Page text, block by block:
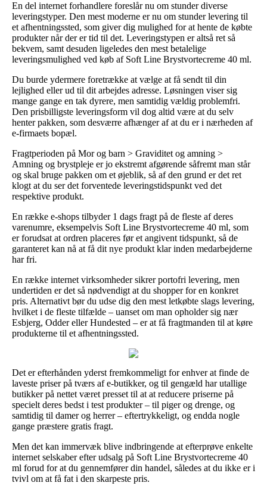
En del internet forhandlere foreslår nu om stunder diverse
leveringstyper. Den mest moderne er nu om stunder levering til
et afhentningssted, som giver dig mulighed for at hente de købte
produkter når der er tid til det. Leveringstypen er altså ret så
bekvem, samt desuden ligeledes den mest betalelige
leveringsmulighed ved køb af Soft Line Brystvortecreme 40 ml.
Du burde ydermere foretrække at vælge at få sendt til din
lejlighed eller ud til dit arbejdes adresse. Løsningen viser sig
mange gange en tak dyrere, men samtidig vældig problemfri.
Den prisbilligste leveringsform vil dog altid være at du selv
henter pakken, som desværre afhænger af at du er i nærheden af
e-firmaets bopæl.
Fragtperioden på Mor og barn > Graviditet og amning >
Amning og brystpleje er jo ekstremt afgørende såfremt man står
og skal bruge pakken om et øjeblik, så af den grund er det ret
klogt at du ser det forventede leveringstidspunkt ved det
respektive produkt.
En række e-shops tilbyder 1 dags fragt på de fleste af deres
varenumre, eksempelvis Soft Line Brystvortecreme 40 ml, som
er forudsat at ordren placeres før et angivent tidspunkt, så de
garanteret kan nå at få dit nye produkt klar inden medarbejderne
har fri.
En række internet virksomheder sikrer portofri levering, men
undertiden er det så nødvendigt at du shopper for en konkret
pris. Alternativt bør du udse dig den mest letkøbte slags levering,
hvilket i de fleste tilfælde – uanset om man opholder sig nær
Esbjerg, Odder eller Hundested – er at få fragtmanden til at køre
produkterne til et afhentningssted.
Det er efterhånden yderst fremkommeligt for enhver at finde de
laveste priser på tværs af e-butikker, og til gengæld har utallige
butikker på nettet været presset til at at reducere priserne på
specielt deres bedst i test produkter – til piger og drenge, og
samtidig til damer og herrer – eftertrykkeligt, og endda nogle
gange præstere gratis fragt.
Men det kan immervæk blive indbringende at efterprøve enkelte
internet selskaber efter udsalg på Soft Line Brystvortecreme 40
ml forud for at du gennemfører din handel, således at du ikke er i
tvivl om at få fat i den skarpeste pris.